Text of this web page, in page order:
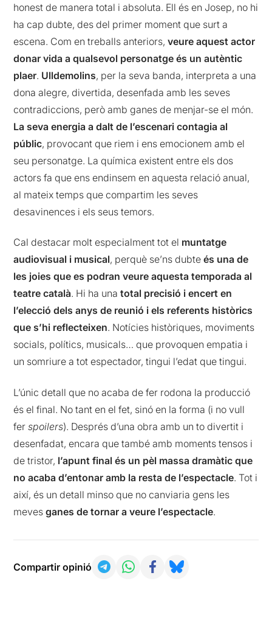
honest de manera total i absoluta. Ell és en Josep, no hi
ha cap dubte, des del primer moment que surt a
escena. Com en treballs anteriors,veure aquest actor
donar vida a qualsevol personatge és un autèntic
plaer. Ulldemolins, per la seva banda, interpreta a una
dona alegre, divertida, desenfada amb les seves
contradiccions, però amb ganes de menjar-se el món.
La seva energia a dalt de l’escenari contagia al
públic, provocant que riem i ens emocionem amb el
seu personatge. La química existent entre els dos
actors fa que ens endinsem en aquesta relació anual,
al mateix temps que compartim les seves
desavinences i els seus temors.
Cal destacar molt especialment tot el muntatge
audiovisual i musical, perquè se’ns dubteés una de
les joies que es podran veure aquesta temporada al
teatre català. Hi ha unatotal precisió i encert en
l’elecció dels anys de reunió i els referents històrics
que s’hi reflecteixen. Notícies històriques, moviments
socials, polítics, musicals… que provoquen empatia i
un somriure a tot espectador, tingui l’edat que tingui.
L’únic detall que no acaba de fer rodona la producció
és el final. No tant en el fet, sinó en la forma (i no vull
ferspoilers). Després d’una obra amb un to divertit i
desenfadat, encara que també amb moments tensos i
de tristor, l’apunt final és un pèl massa dramàtic que
no acaba d’entonar amb la resta de l’espectacle. Tot i
així, és un detall minso que no canviaria gens les
mevesganes de tornar a veure l’espectacle.
Compartir opinió